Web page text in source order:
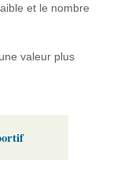
et le nombre
valeur plus